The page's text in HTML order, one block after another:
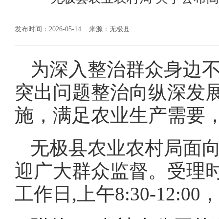
发布时间：2026-05-14 来源：无极县
为深入整治群众身边
突出问题整治向纵深发
施，满足农业生产需要
无极县农业农村局面
迎广大群众监督。受理
工作日,上午8:30-12:00